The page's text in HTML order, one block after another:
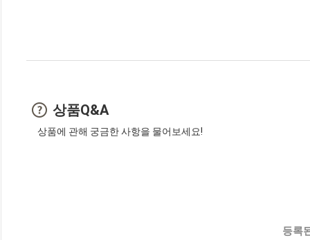
상품Q&A
상품에 관해 궁금한 사항을 물어보세요!
등록